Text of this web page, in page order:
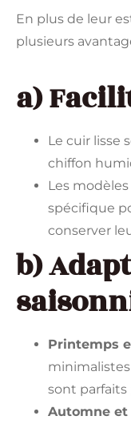
En plus de leur
plusieurs
a)
Le cuir lisse
chiffon
Les
spécifique
conserver
b)
Printemps
sont parfaits
Automne et